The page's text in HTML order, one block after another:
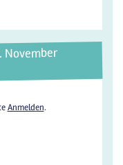
November
Anmelden.